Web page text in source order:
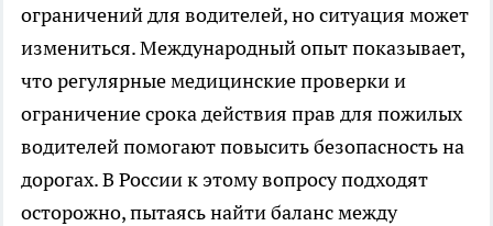
ограничений для водителей, но ситуация может
измениться. Международный опыт показывает,
что регулярные медицинские проверки и
ограничение срока действия прав для пожилых
водителей помогают повысить безопасность на
дорогах. В России к этому вопросу подходят
осторожно, пытаясь найти баланс между